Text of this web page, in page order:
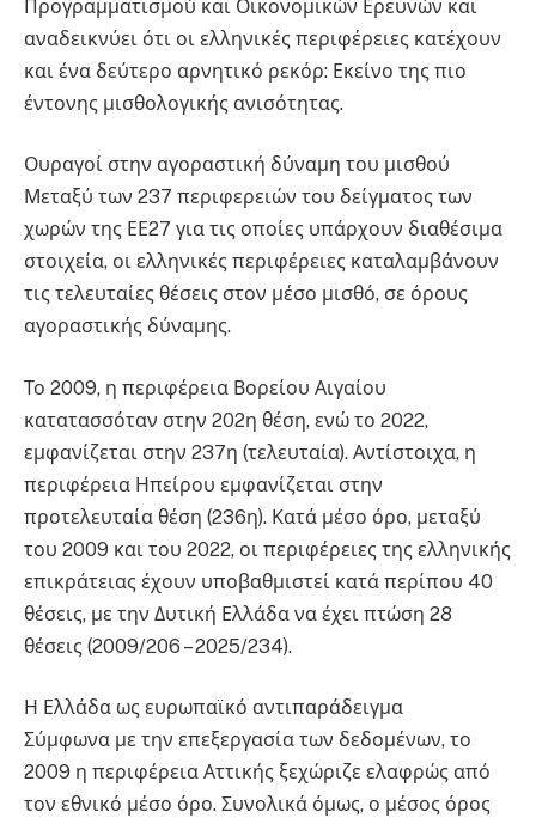
Προγραμματισμού και Οικονομικών Ερευνών και
αναδεικνύει ότι οι ελληνικές περιφέρειες κατέχουν
και ένα δεύτερο αρνητικό ρεκόρ: Εκείνο της πιο
έντονης μισθολογικής ανισότητας.
Ουραγοί στην αγοραστική δύναμη του μισθού
Μεταξύ των 237 περιφερειών του δείγματος των
χωρών της ΕΕ27 για τις οποίες υπάρχουν διαθέσιμα
στοιχεία, οι ελληνικές περιφέρειες καταλαμβάνουν
τις τελευταίες θέσεις στον μέσο μισθό, σε όρους
αγοραστικής δύναμης.
Το 2009, η περιφέρεια Βορείου Αιγαίου
κατατασσόταν στην 202η θέση, ενώ το 2022,
εμφανίζεται στην 237η (τελευταία). Αντίστοιχα, η
περιφέρεια Ηπείρου εμφανίζεται στην
προτελευταία θέση (236η). Κατά μέσο όρο, μεταξύ
του 2009 και του 2022, οι περιφέρειες της ελληνικής
επικράτειας έχουν υποβαθμιστεί κατά περίπου 40
θέσεις, με την Δυτική Ελλάδα να έχει πτώση 28
θέσεις (2009/206 – 2025/234).
Η Ελλάδα ως ευρωπαϊκό αντιπαράδειγμα
Σύμφωνα με την επεξεργασία των δεδομένων, το
2009 η περιφέρεια Αττικής ξεχώριζε ελαφρώς από
τον εθνικό μέσο όρο. Συνολικά όμως, ο μέσος όρος